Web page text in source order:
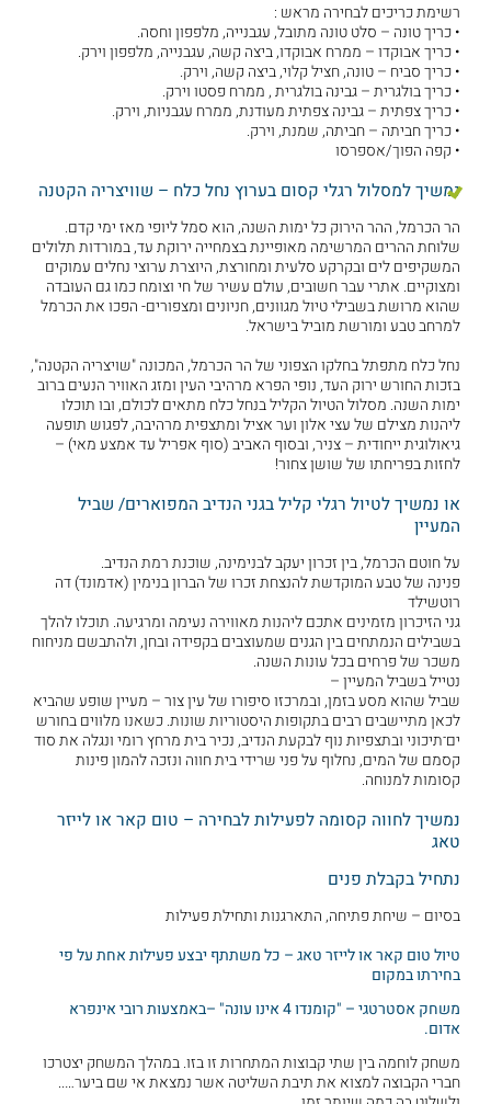
רשימת כריכים לבחירה מראש :
• כריך טונה – סלט טונה מתובל, עגבנייה, מלפפון וחסה.
• כריך אבוקדו – ממרח אבוקדו, ביצה קשה, עגבנייה, מלפפון וירק.
• כריך סביח – טונה, חציל קלוי, ביצה קשה, וירק.
• כריך בולגרית – גבינה בולגרית , ממרח פסטו וירק.
• כריך צפתית – גבינה צפתית מעודנת, ממרח עגבניות, וירק.
• כריך חביתה – חביתה, שמנת, וירק.
• קפה הפוך/אספרסו
נמשיך למסלול רגלי קסום בערוץ נחל כלח – שוויצריה הקטנה
הר הכרמל, ההר הירוק כל ימות השנה, הוא סמל ליופי מאז ימי קדם.
שלוחת ההרים המרשימה מאופיינת בצמחייה ירוקת עד, במורדות תלולים
המשקיפים לים ובקרקע סלעית ומחורצת, היוצרת ערוצי נחלים עמוקים
ומצוקיים. אתרי עבר חשובים, עולם עשיר של חי וצומח כמו גם העובדה
שהוא מרושת בשבילי טיול מגוונים, חניונים ומצפורים- הפכו את הכרמל
למרחב טבע ומורשת מוביל בישראל.
נחל כלח מתפתל בחלקו הצפוני של הר הכרמל, המכונה "שויצריה הקטנה",
בזכות החורש ירוק העד, נופי הפרא מרהיבי העין ומזג האוויר הנעים ברוב
ימות השנה. מסלול הטיול הקליל בנחל כלח מתאים לכולם, ובו תוכלו
ליהנות מצילם של עצי אלון וער אציל ומתצפית מרהיבה, לפגוש תופעה
גיאולוגית ייחודית – צניר, ובסוף האביב (סוף אפריל עד אמצע מאי) –
לחזות בפריחתו של שושן צחור!
או נמשיך לטיול רגלי קליל בגני הנדיב המפוארים/ שביל
המעיין
על חוטם הכרמל, בין זכרון יעקב לבנימינה, שוכנת רמת הנדיב.
פנינה של טבע המוקדשת להנצחת זכרו של הברון בנימין (אדמונד) דה
רוטשילד
גני הזיכרון מזמינים אתכם ליהנות מאווירה נעימה ומרגיעה. תוכלו להלך
בשבילים הנמתחים בין הגנים שמעוצבים בקפידה ובחן, ולהתבשם מניחוח
משכר של פרחים בכל עונות השנה.
נטייל בשביל המעיין –
שביל שהוא מסע בזמן, ובמרכזו סיפורו של עין צור – מעיין שופע שהביא
לכאן מתיישבים רבים בתקופות היסטוריות שונות. כשאנו מלוּוים בחורש
ים־תיכוני ובתצפיות נוף לבקעת הנדיב, נכיר בית מרחץ רומי ונגלה את סוד
קסמם של המים, נחלוף על פני שרידי בית חווה ונזכה להמון פינות
קסומות למנוחה.
נמשיך לחווה קסומה לפעילות לבחירה – טום קאר או לייזר
טאג
נתחיל בקבלת פנים
בסיום – שיחת פתיחה, התארגנות ותחילת פעילות
טיול טום קאר או לייזר טאג – כל משתתף יבצע פעילות אחת על פי
בחירתו במקום
משחק אסטרטגי – "קומנדו 4 אינו עונה" –באמצעות רובי אינפרא
אדום.
משחק לוחמה בין שתי קבוצות המתחרות זו בזו. במהלך המשחק יצטרכו
חברי הקבוצה למצוא את תיבת השליטה אשר נמצאת אי שם ביער…..